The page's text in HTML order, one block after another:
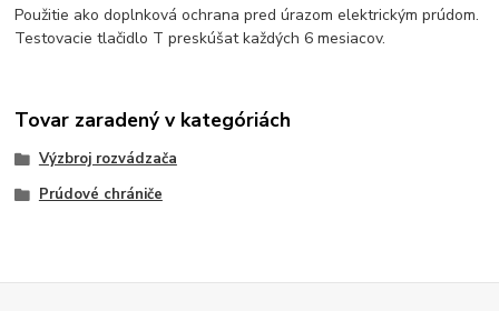
Použitie ako doplnková ochrana pred úrazom elektrickým prúdom.
Testovacie tlačidlo T preskúšat každých 6 mesiacov.
Tovar zaradený v kategóriách
Výzbroj rozvádzača
Prúdové chrániče